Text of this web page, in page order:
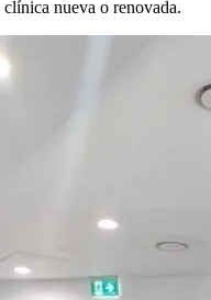
nueva o renovada.